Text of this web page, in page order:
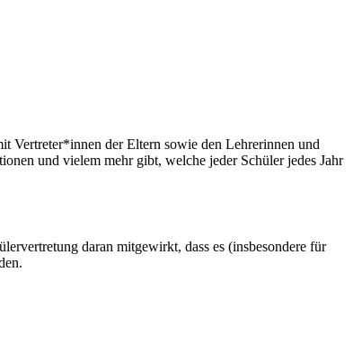
Vertreter*innen der Eltern sowie den Lehrerinnen und
und vielem mehr gibt, welche jeder Schüler jedes Jahr
daran mitgewirkt, dass es (insbesondere für